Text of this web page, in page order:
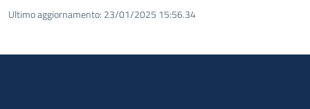
Ultimo aggiornamento: 23/01/2025 15:56.34